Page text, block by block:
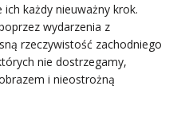
ich każdy nieuważny krok.
wydarzenia z
rzeczywistość zachodniego
nie dostrzegamy,
i nieostrożną